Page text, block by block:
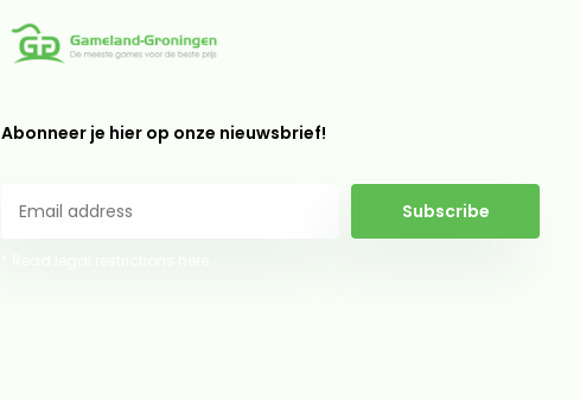
Abonneer je hier op onze nieuwsbrief!
Subscribe